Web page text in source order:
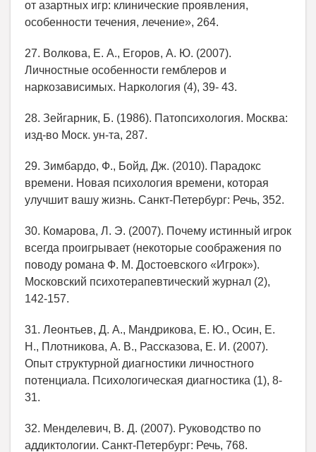
от азартных игр: клинические проявления,
особенности течения, лечение», 264.
27. Волкова, Е. А., Егоров, А. Ю. (2007).
Личностные особенности гемблеров и
наркозависимых. Наркология (4), 39- 43.
28. Зейгарник, Б. (1986). Патопсихология. Москва:
изд-во Моск. ун-та, 287.
29. Зимбардо, Ф., Бойд, Дж. (2010). Парадокс
времени. Новая психология времени, которая
улучшит вашу жизнь. Санкт-Петербург: Речь, 352.
30. Комарова, Л. Э. (2007). Почему истинный игрок
всегда проигрывает (некоторые соображения по
поводу романа Ф. М. Достоевского «Игрок»).
Московский психотерапевтический журнал (2),
142-157.
31. Леонтьев, Д. А., Мандрикова, Е. Ю., Осин, Е.
Н., Плотникова, А. В., Рассказова, Е. И. (2007).
Опыт структурной диагностики личностного
потенциала. Психологическая диагностика (1), 8-
31.
32. Менделевич, В. Д. (2007). Руководство по
аддиктологии. Санкт-Петербург: Речь, 768.